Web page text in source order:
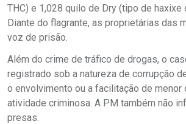
THC) e 1,028 quilo de Dry (tipo de haxixe
Diante do flagrante, as proprietárias das
voz de prisão.
Além do crime de tráfico de drogas, o
registrado sob a natureza de corrupção
o envolvimento ou a facilitação de menor
atividade criminosa. A PM também não
presas.